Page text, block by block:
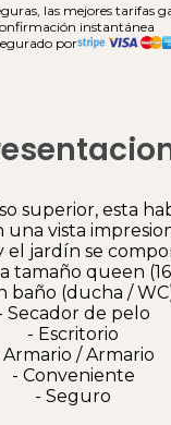
las mejores tarifas
instantánea
por
superior, esta
una vista
el jardín se
tamaño queen
baño (ducha /
Secador de pelo
- Escritorio
Armario / Armario
- Conveniente
- Seguro